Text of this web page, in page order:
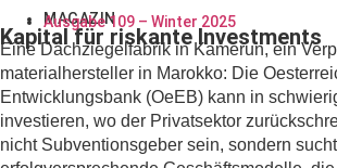
MAGAZIN
Ausgabe 109 – Winter 2025
Kapital für riskante Investments
Eine Dachziegelfabrik in Kamerun, ein
materialhersteller in Marokko: Die
Entwicklungsbank (OeEB) kann in
investieren, wo der Privatsektor
nicht Subventionsgeber sein, sondern sucht